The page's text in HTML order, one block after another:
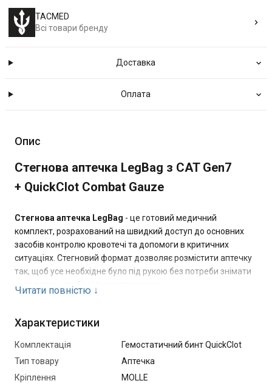
TACMED
Всі товари бренду
Доставка
Оплата
Опис
Стегнова аптечка LegBag з CAT Gen7
+ QuickClot Combat Gauze
Стегнова аптечка LegBag - це готовий медичний
комплект, розрахований на швидкий доступ до основних
засобів контролю кровотечі та допомоги в критичних
ситуаціях. Cтегновий формат дозволяє розмістити аптечку
так, щоб усе необхідне було під рукою без потреби знімати
спорядження або відкривати рюкзак.
швидко від’єднуватися, що спрощує роботу в динамічних
Cordura 500 забезпечує зносостійкість і довговічність при
щоденному використанні.
Читати повністю ↓
Характеристики
Комплектація
Гемостатичний бинт QuickClot
Тип товару
Аптечка
Кріплення
MOLLE